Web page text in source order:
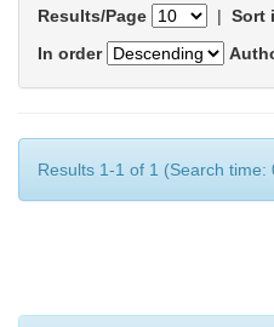
Results/Page | Sort
In order
Results 1-1 of 1 (Search time: